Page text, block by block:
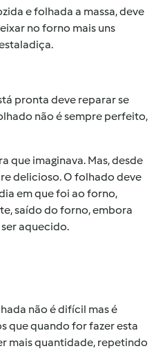
e folhada a massa, deve
no forno mais uns
pronta deve reparar se
não é sempre perfeito,
que imaginava. Mas, desde
delicioso. O folhado deve
em que foi ao forno,
saído do forno, embora
aquecido.
não é difícil mas é
que quando for fazer esta
mais quantidade, repetindo